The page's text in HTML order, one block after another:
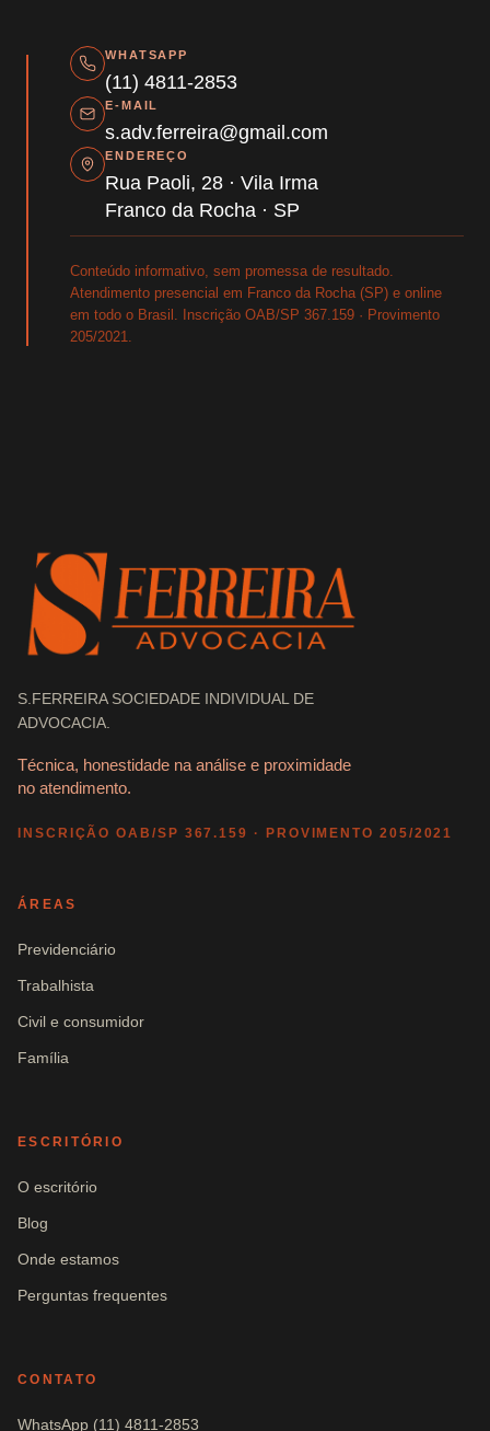
WHATSAPP
(11) 4811-2853
E-MAIL
s.adv.ferreira@gmail.com
ENDEREÇO
Rua Paoli, 28 · Vila Irma
Franco da Rocha · SP
Conteúdo informativo, sem promessa de resultado.
Atendimento presencial em Franco da Rocha (SP) e online
em todo o Brasil. Inscrição OAB/SP 367.159 · Provimento
205/2021.
S.FERREIRA SOCIEDADE INDIVIDUAL DE
ADVOCACIA.
Técnica, honestidade na análise e proximidade
no atendimento.
INSCRIÇÃO OAB/SP 367.159 · PROVIMENTO 205/2021
ÁREAS
Previdenciário
Trabalhista
Civil e consumidor
Família
ESCRITÓRIO
O escritório
Blog
Onde estamos
Perguntas frequentes
CONTATO
WhatsApp (11) 4811-2853